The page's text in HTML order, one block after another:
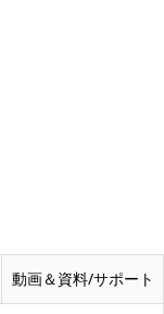
動画＆資料/サポート